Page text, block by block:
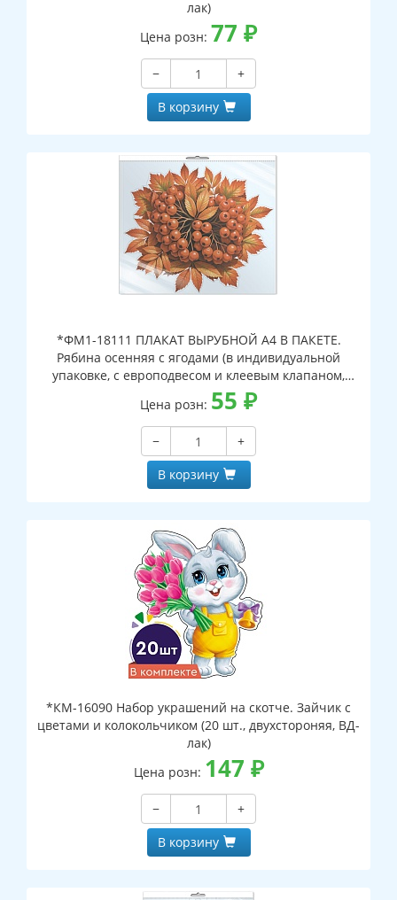
лак)
Цена розн: 77 ₽
−
+
В корзину
*ФМ1-18111 ПЛАКАТ ВЫРУБНОЙ А4 В ПАКЕТЕ.
Рябина осенняя с ягодами (в индивидуальной
упаковке, с европодвесом и клеевым клапаном,
двухсторонний, ВД-лак)
Цена розн: 55 ₽
−
+
В корзину
*КМ-16090 Набор украшений на скотче. Зайчик с
цветами и колокольчиком (20 шт., двухстороняя, ВД-
лак)
Цена розн: 147 ₽
−
+
В корзину